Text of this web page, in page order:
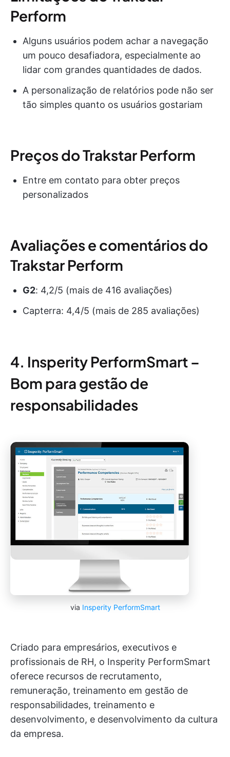
Perform
Alguns usuários podem achar a navegação
um pouco desafiadora, especialmente ao
lidar com grandes quantidades de dados.
A personalização de relatórios pode não ser
tão simples quanto os usuários gostariam
Preços do Trakstar Perform
Entre em contato para obter preços
personalizados
Avaliações e comentários do
Trakstar Perform
G2: 4,2/5 (mais de 416 avaliações)
Capterra: 4,4/5 (mais de 285 avaliações)
4. Insperity PerformSmart –
Bom para gestão de
responsabilidades
via Insperity PerformSmart
Criado para empresários, executivos e
profissionais de RH, o Insperity PerformSmart
oferece recursos de recrutamento,
remuneração, treinamento em gestão de
responsabilidades, treinamento e
desenvolvimento, e desenvolvimento da cultura
da empresa.